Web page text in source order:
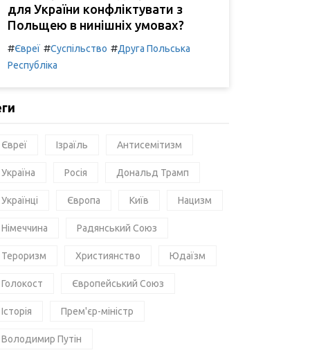
для України конфліктувати з
Польщею в нинішніх умовах?
#Євреї #Суспільство #Друга Польська
Республіка
Євреї Ізраїль Антисемітизм
Україна Росія Дональд Трамп
Українці Європа Київ Нацизм
Німеччина Радянський Союз
Тероризм Християнство Юдаїзм
Голокост Європейський Союз
Історія Прем'єр-міністр
Володимир Путін